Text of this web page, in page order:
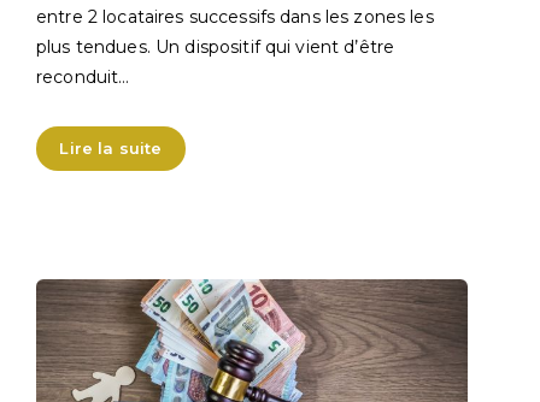
entre 2 locataires successifs dans les zones les
plus tendues. Un dispositif qui vient d’être
reconduit…
Lire la suite